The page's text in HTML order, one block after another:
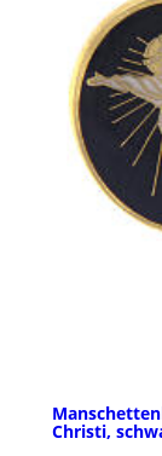
Christi,